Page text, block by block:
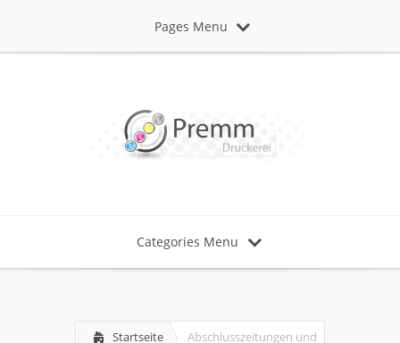
Pages Menu
Categories Menu
Startseite Abschlusszeitungen und